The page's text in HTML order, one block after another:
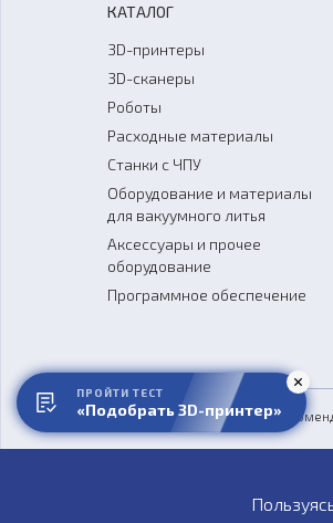
КАТАЛОГ
3D-принтеры
3D-сканеры
Роботы
Расходные материалы
Станки с ЧПУ
Оборудование и материалы
для вакуумного литья
Аксессуары и прочее
оборудование
Программное обеспечение
Обзоры СМИ о нас
ПРОЙТИ ТЕСТ
«Подобрать 3D-принтер»